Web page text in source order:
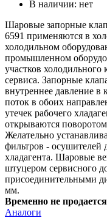
В наличии: нет
Шаровые запорные
6591 применяются в
холодильном
промышленном
участков холодильного
сервиса. Запорные
внутреннее давление в
поток в обоих
утечек рабочего
открываются
Желательно
фильтров - осушителей
хладагента. Шаровые
штуцером сервисного
присоединительными
мм.
Временно не продается
Аналоги